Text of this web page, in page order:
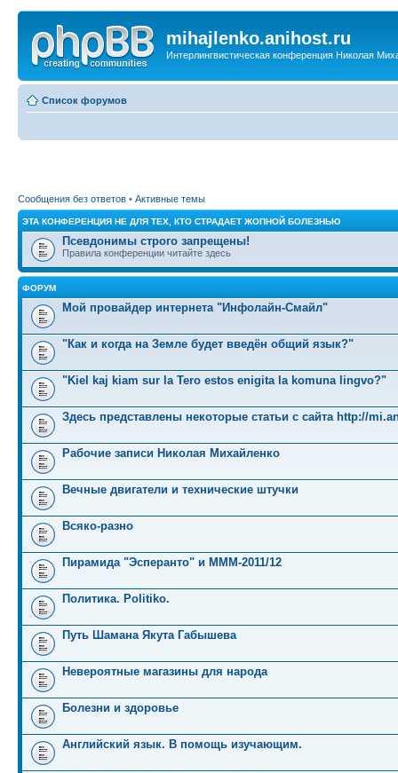
mihajlenko.anihost.ru
Интерлингвистическая конференция Николая
Список форумов
Сообщения без ответов • Активные темы
ЭТА КОНФЕРЕНЦИЯ НЕ ДЛЯ ТЕХ, КТО СТРАДАЕТ ЖОПНОЙ БОЛЕЗНЬЮ
Псевдонимы строго запрещены!
Правила конференции читайте здесь
ФОРУМ
Мой провайдер интернета "Инфолайн-Смайл"
"Как и когда на Земле будет введён общий язык?"
"Kiel kaj kiam sur la Tero estos enigita la komuna lingvo?"
Здесь представлены некоторые статьи с сайта http://
Рабочие записи Николая Михайленко
Вечные двигатели и технические штучки
Всяко-разно
Пирамида "Эсперанто" и MMM-2011/12
Политика. Politiko.
Путь Шамана Якута Габышева
Невероятные магазины для народа
Болезни и здоровье
Английский язык. В помощь изучающим.